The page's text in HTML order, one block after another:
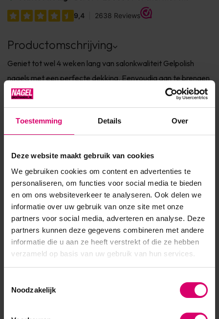
Toestemming Details Over
Deze website maakt gebruik van cookies
We gebruiken cookies om content en advertenties te
personaliseren, om functies voor social media te bieden
en om ons websiteverkeer te analyseren. Ook delen we
informatie over uw gebruik van onze site met onze
partners voor social media, adverteren en analyse. Deze
partners kunnen deze gegevens combineren met andere
informatie die u aan ze heeft verstrekt of die ze hebben
verzameld op basis van uw gebruik van hun services.
Noodzakelijk
Productomschrijving
Geniet tot wel 4 weken lang van salonkwaliteit Gelpolish
nagels met een perfecte dekking. Eenvoudig aan te brengen
als nagellak, maar met de duurzaamheid van gel. ✔ TPO-
vrij✔ Veel kleuren al in 1 laag dekkend✔ Hoge kwaliteit &
pigmentatie ✔ Vegan & afweekbaar✔ Meer dan +180
kleuren & effecten✔ Kies hier jouw topcoats voor d...
Toon meer